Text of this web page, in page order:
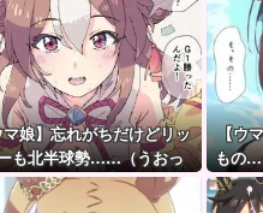
娘】忘れがちだけどリッ
も北半球勢……（うおっ
【ウ
もの